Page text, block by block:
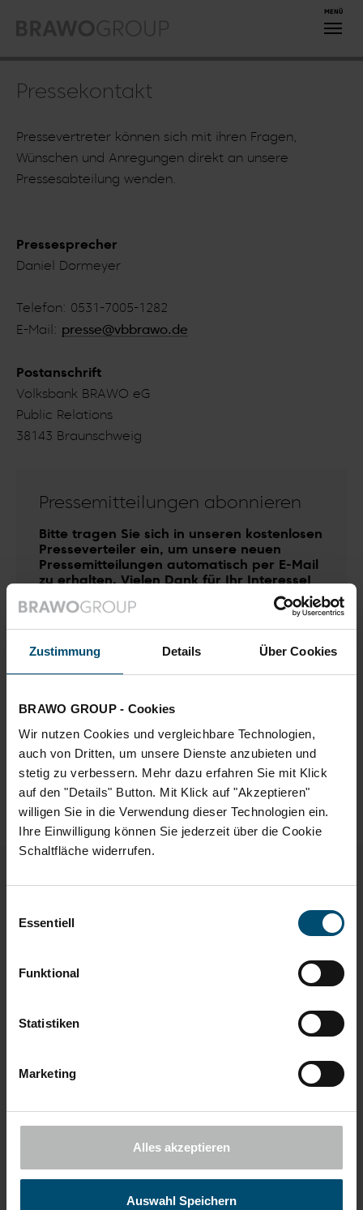
Zustimmung Details Über Cookies
BRAWO GROUP - Cookies
Wir nutzen Cookies und vergleichbare Technologien,
auch von Dritten, um unsere Dienste anzubieten und
stetig zu verbessern. Mehr dazu erfahren Sie mit Klick
auf den "Details" Button. Mit Klick auf "Akzeptieren"
willigen Sie in die Verwendung dieser Technologien ein.
Ihre Einwilligung können Sie jederzeit über die Cookie
Schaltfläche widerrufen.
Essentiell
Funktional
Statistiken
Marketing
Alles akzeptieren
Auswahl Speichern
Pressekontakt
Pressevertreter können sich mit ihren Fragen,
Wünschen und Anregungen direkt an unsere
Pressesabteilung wenden.
Pressesprecher
Daniel Dormeyer
Telefon: 0531-7005-1282
E-Mail: presse@vbbrawo.de
Postanschrift
Volksbank BRAWO eG
Public Relations
38143 Braunschweig
Pressemitteilungen abonnieren
Bitte tragen Sie sich in unseren kostenlosen
Presseverteiler ein, um unsere neuen
Pressemitteilungen automatisch per E-Mail
zu erhalten. Vielen Dank für Ihr Interesse!
Benachrichtigungsservice jederzeit
abbestellen.
Sie haben Fragen an uns oder suchen für Ihre
unterstützen Sie gern. Füllen Sie bitte einfach das
nachstehende Formular aus. Daraufhin werden wir
Vorname*
Nachname*